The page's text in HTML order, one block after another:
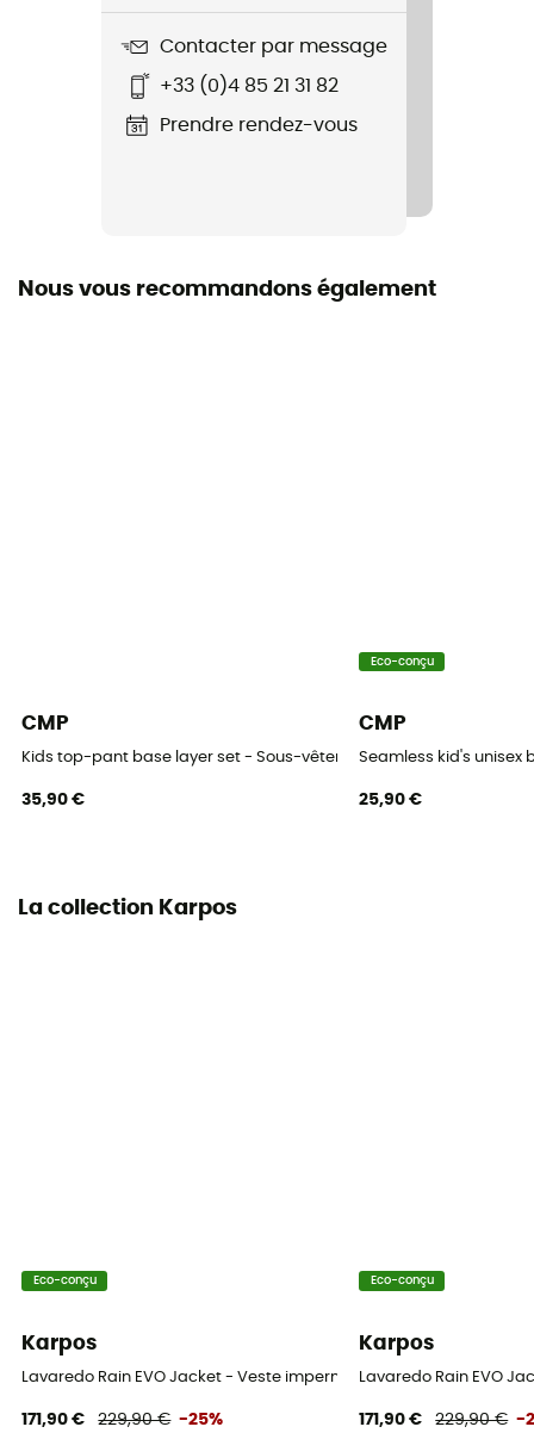
Contacter par message
+33 (0)4 85 21 31 82
Prendre rendez-vous
Nous vous recommandons également
CMP
Kids top-pant base layer set - Sous-vêtement enfant
35,90 €
Eco-conçu
CMP
Seamless kid's
25,90 €
La collection Karpos
Eco-conçu
Karpos
Lavaredo Rain EVO Jacket - Veste imperméable femme
171,90 € 229,90 € -25%
Eco-conçu
Karpos
Lavaredo Rain EVO
171,90 € 229,90 € -